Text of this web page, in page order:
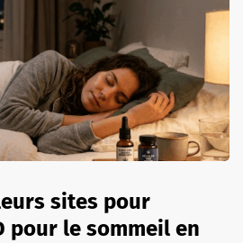
sites pour
pour le sommeil en